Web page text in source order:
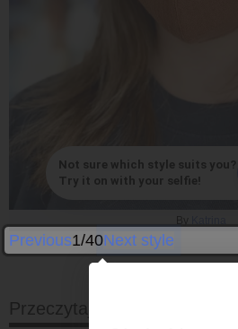
Not sure which style suits you?
Try it on with your selfie!
By
Previous1/40Next style
Przeczytaj dalej